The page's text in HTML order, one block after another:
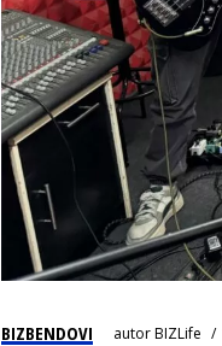
BIZBENDOVI autorBIZLife